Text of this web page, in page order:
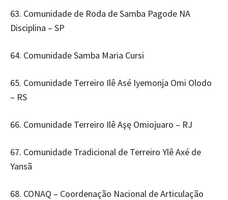
63. Comunidade de Roda de Samba Pagode NA
Disciplina – SP
64. Comunidade Samba Maria Cursi
65. Comunidade Terreiro Ilê Asé Iyemonja Omi Olodo
– RS
66. Comunidade Terreiro Ilê Aşę Omiojuaro – RJ
67. Comunidade Tradicional de Terreiro Ylê Axé de
Yansã
68. CONAQ – Coordenação Nacional de Articulação